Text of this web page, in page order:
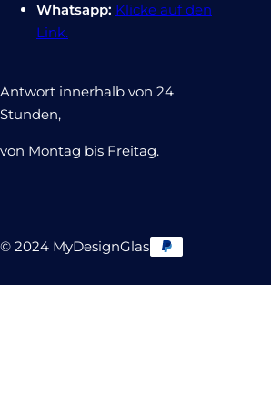
Whatsapp: Klicke auf den
Link.
Antwort innerhalb von 24
Stunden,
von Montag bis Freitag.
© 2024 MyDesignGlas